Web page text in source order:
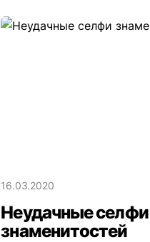
16.03.2020
Неудачные селфи
знаменитостей